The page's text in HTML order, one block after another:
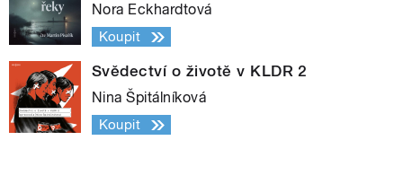
Nora Eckhardtová
Koupit
Svědectví o životě v KLDR 2
Nina Špitálníková
Koupit